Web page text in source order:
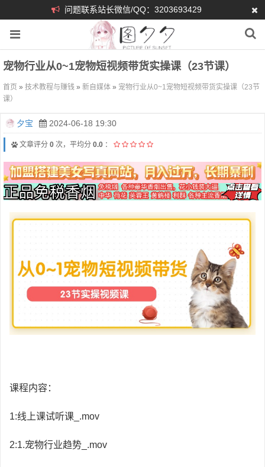
问题联系站长微信/QQ：3203693429
宠物行业从0~1宠物短视频带货实操课（23节课）
首页 » 技术教程与赚钱 » 新自媒体 » 宠物行业从0~1宠物短视频带货实操课（23节
课）
夕宝 2024-06-18 19:30
文章评分 0 次，平均分 0.0 ：
课程内容：
1:线上课试听课_.mov
2:1.宠物行业趋势_.mov